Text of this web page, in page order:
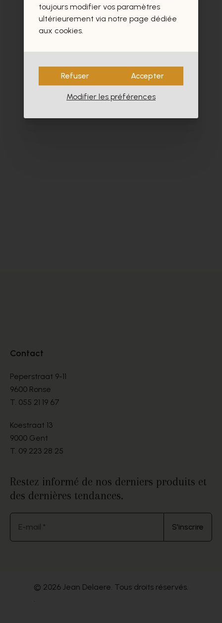
- 40%
Contact
Peperstraat 9-11
9600 Ronse
T. 055 21 19 67
Koestraat 13
9000 Gent
T. 09 223 28 25
Restez informé de nos derniers produits et
des dernières tendances.
E-mail * S'inscrire
© 2026 Jean Delaere. Tous droits réservés.
.
toujours modifier vos paramètres
ultérieurement via notre page dédiée
aux cookies.
Refuser Accepter
Modifier les préférences